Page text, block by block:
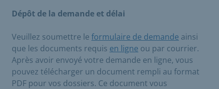
Dépôt de la demande et délai
Veuillez soumettre le formulaire de demande ainsi
que les documents requis en ligne ou par courrier.
Après avoir envoyé votre demande en ligne, vous
pouvez télécharger un document rempli au format
PDF pour vos dossiers. Ce document vous